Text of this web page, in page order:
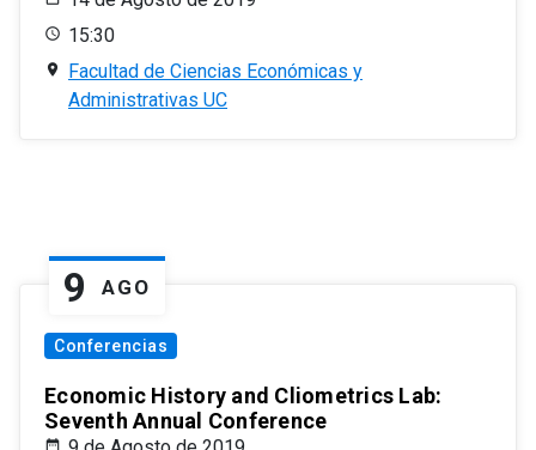
15:30
Facultad de Ciencias Económicas y
Administrativas UC
9 AGO
Conferencias
Economic History and Cliometrics Lab:
Seventh Annual Conference